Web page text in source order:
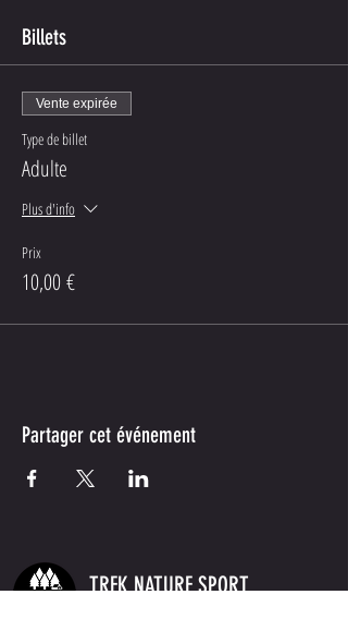
Billets
Vente expirée
Type de billet
Adulte
Plus d'info
Prix
10,00 €
Partager cet événement
TREK NATURE SPORT